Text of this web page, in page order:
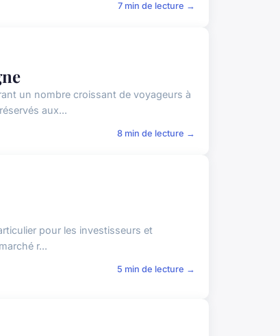
7 min de lecture →
un nombre croissant de voyageurs à
aux...
8 min de lecture →
pour les investisseurs et
r...
5 min de lecture →